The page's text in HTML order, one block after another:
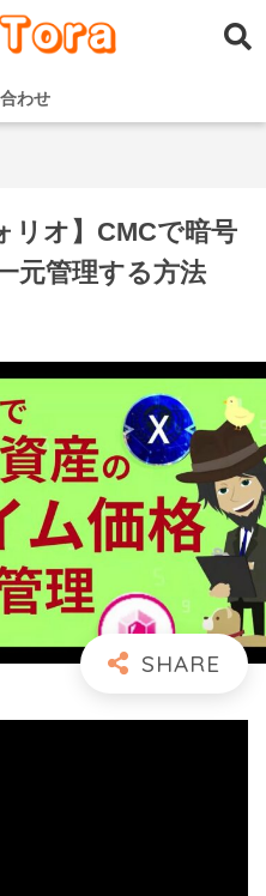
わせ
リオ】CMCで暗号
元管理する方法